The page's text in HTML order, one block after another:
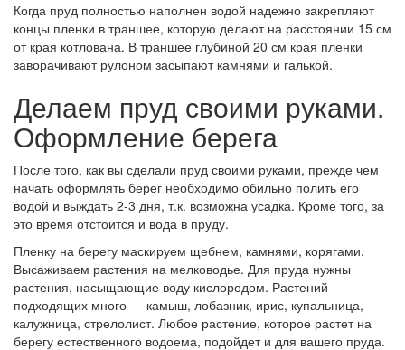
Когда пруд полностью наполнен водой надежно закрепляют
концы пленки в траншее, которую делают на расстоянии 15 см
от края котлована. В траншее глубиной 20 см края пленки
заворачивают рулоном засыпают камнями и галькой.
Делаем пруд своими руками.
Оформление берега
После того, как вы сделали пруд своими руками, прежде чем
начать оформлять берег необходимо обильно полить его
водой и выждать 2-3 дня, т.к. возможна усадка. Кроме того, за
это время отстоится и вода в пруду.
Пленку на берегу маскируем щебнем, камнями, корягами.
Высаживаем растения на мелководье. Для пруда нужны
растения, насыщающие воду кислородом. Растений
подходящих много — камыш, лобазник, ирис, купальница,
калужница, стрелолист. Любое растение, которое растет на
берегу естественного водоема, подойдет и для вашего пруда.